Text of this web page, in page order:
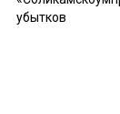
убытков